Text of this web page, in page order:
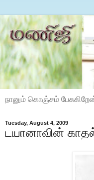
நானும் கொஞ்சம்
Tuesday, August 4, 2009
டயானாவின்